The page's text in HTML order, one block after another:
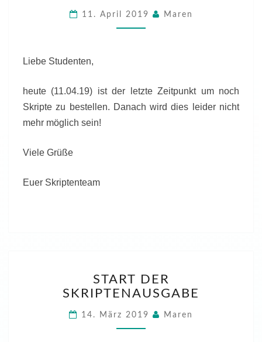
11. April 2019 Maren
Liebe Studenten,
heute (11.04.19) ist der letzte Zeitpunkt um noch
Skripte zu bestellen. Danach wird dies leider nicht
mehr möglich sein!
Viele Grüße
Euer Skriptenteam
DER
SKRIPTENAUSGABE
START DER
SKRIPTENAUSGABE
14. März 2019 Maren